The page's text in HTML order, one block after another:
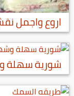
اروع واجمل نقش
شورية سهلة